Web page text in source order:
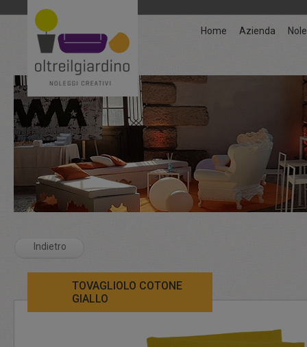
Home Azienda
Indietro
TOVAGLIOLO COTONE
GIALLO